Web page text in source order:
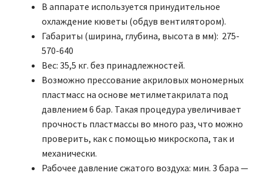
В аппарате используется принудительное
охлаждение кюветы (обдув вентилятором).
Габариты (ширина, глубина, высота в мм): 275-
570-640
Вес: 35,5 кг. без принадлежностей.
Возможно прессование акриловых мономерных
пластмасс на основе метилметакрилата под
давлением 6 бар. Такая процедура увеличивает
прочность пластмассы во много раз, что можно
проверить, как с помощью микроскопа, так и
механически.
Рабочее давление сжатого воздуха: мин. 3 бара —